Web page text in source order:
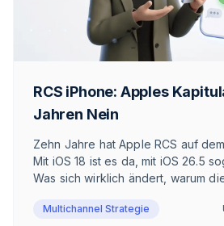
RCS iPhone: Apples
Jahren Nein
Zehn Jahre hat Apple RCS auf
Mit iOS 18 ist es da, mit iOS 26.5
Was sich wirklich ändert, warum
Multichannel Strategie